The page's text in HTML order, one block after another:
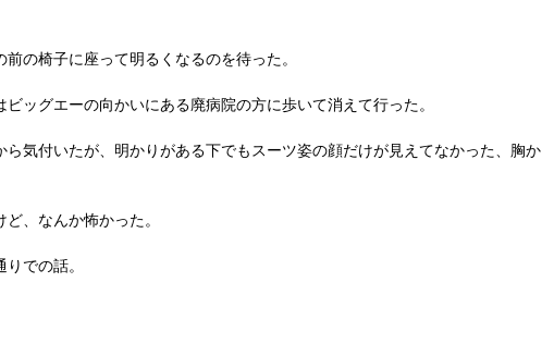
の椅子に座って明るくなるのを待った。
ッグエーの向かいにある廃病院の方に歩いて消えて行った。
ら気付いたが、明かりがある下でもスーツ姿の顔だけが見えてなかった、胸か
、なんか怖かった。
での話。